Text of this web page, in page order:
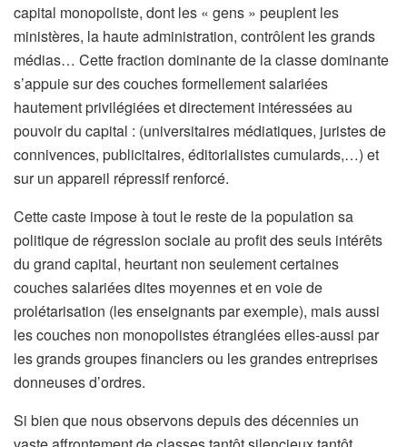
capital monopoliste, dont les « gens » peuplent les
ministères, la haute administration, contrôlent les grands
médias… Cette fraction dominante de la classe dominante
s’appuie sur des couches formellement salariées
hautement privilégiées et directement intéressées au
pouvoir du capital : (universitaires médiatiques, juristes de
connivences, publicitaires, éditorialistes cumulards,…) et
sur un appareil répressif renforcé.
Cette caste impose à tout le reste de la population sa
politique de régression sociale au profit des seuls intérêts
du grand capital, heurtant non seulement certaines
couches salariées dites moyennes et en voie de
prolétarisation (les enseignants par exemple), mais aussi
les couches non monopolistes étranglées elles-aussi par
les grands groupes financiers ou les grandes entreprises
donneuses d’ordres.
Si bien que nous observons depuis des décennies un